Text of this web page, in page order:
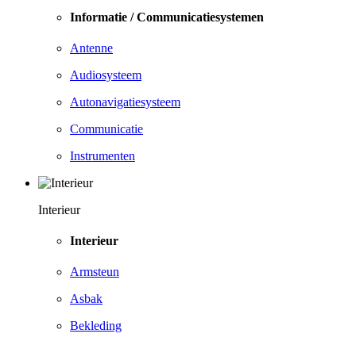
Informatie / Communicatiesystemen
Antenne
Audiosysteem
Autonavigatiesysteem
Communicatie
Instrumenten
Interieur
Interieur
Armsteun
Asbak
Bekleding